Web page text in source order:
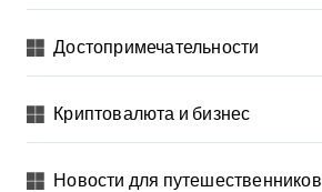
Достопримечательности
Криптовалюта и бизнес
Новости для путешественников